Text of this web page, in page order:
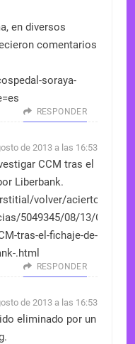
en diversos
comentarios
soraya-
RESPONDER
de 2013 a las 16:53
CCM tras el
Liberbank.
volver/acierto-
5049345/08/13/
tras-el-fichaje-de-
.html
RESPONDER
de 2013 a las 16:53
eliminado por un